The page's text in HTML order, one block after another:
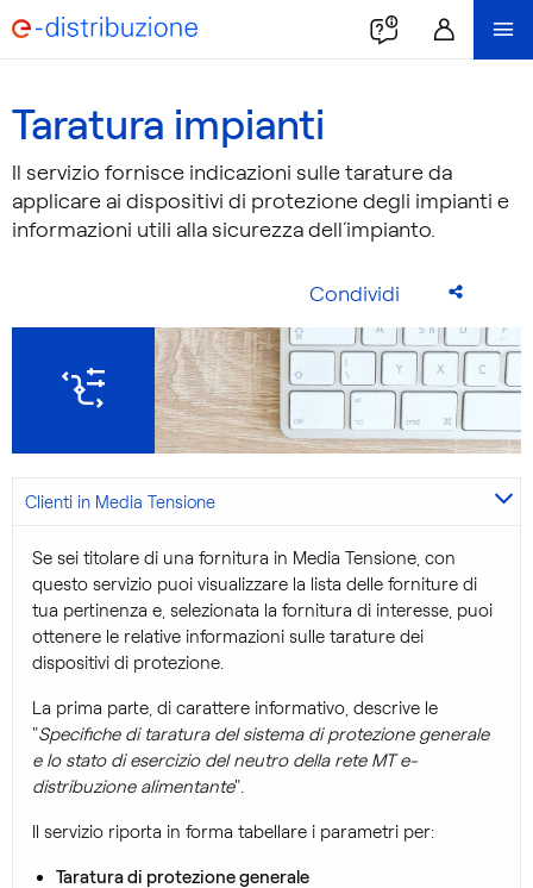
Taratura impianti
Il servizio fornisce indicazioni sulle tarature da
applicare ai dispositivi di protezione degli impianti e
informazioni utili alla sicurezza dell’impianto.
Condividi
Clienti in Media Tensione
Se sei titolare di una fornitura in Media Tensione, con
questo servizio puoi visualizzare la lista delle forniture di
tua pertinenza e, selezionata la fornitura di interesse, puoi
ottenere le relative informazioni sulle tarature dei
dispositivi di protezione.
La prima parte, di carattere informativo, descrive le
"Specifiche di taratura del sistema di protezione generale
e lo stato di esercizio del neutro della rete MT e-
distribuzione alimentante".
Il servizio riporta in forma tabellare i parametri per:
Taratura di protezione generale